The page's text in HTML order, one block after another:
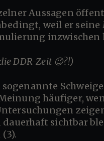
weil er
inzwischen
DDR-Zeit 😉?!)
häufiger,
sichtbar